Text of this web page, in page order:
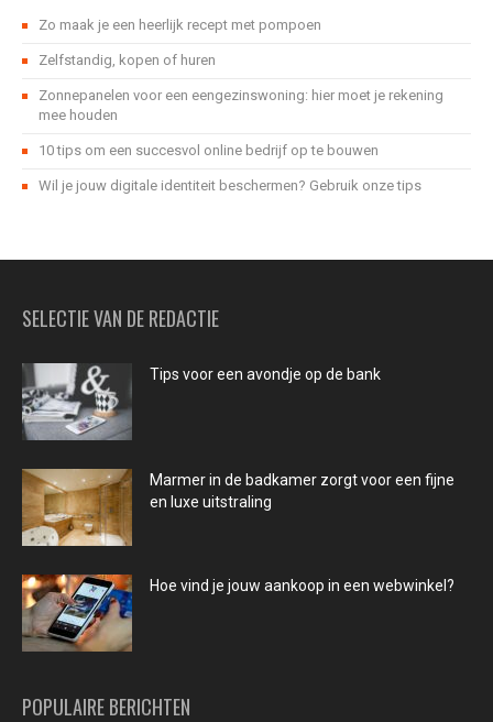
Zo maak je een heerlijk recept met pompoen
Zelfstandig, kopen of huren
Zonnepanelen voor een eengezinswoning: hier moet je rekening
mee houden
10 tips om een succesvol online bedrijf op te bouwen
Wil je jouw digitale identiteit beschermen? Gebruik onze tips
SELECTIE VAN DE REDACTIE
Tips voor een avondje op de bank
Marmer in de badkamer zorgt voor een fijne
en luxe uitstraling
Hoe vind je jouw aankoop in een webwinkel?
POPULAIRE BERICHTEN